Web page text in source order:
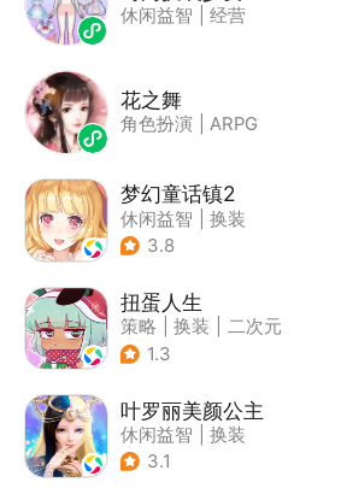
休闲益智 经营
花之舞
角色扮演 ARPG
梦幻童话镇2
休闲益智
换装
| 女性向
3.8
扭蛋人生
策略 换装
二次元
| 休闲益智
1.3
叶罗丽美颜公主
休闲益智
换装
| 动漫改编
3.1